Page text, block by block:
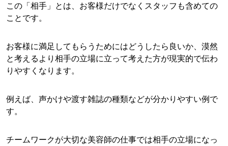
この「相手」とは、お客様だけでなくスタッフも含めての
ことです。
お客様に満足してもらうためにはどうしたら良いか、漠然
と考えるより相手の立場に立って考えた方が現実的で伝わ
りやすくなります。
例えば、声かけや渡す雑誌の種類などが分かりやすい例で
す。
チームワークが大切な美容師の仕事では相手の立場になっ